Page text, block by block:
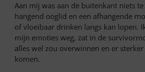
Aan mij was aan de buitenkant niets te
hangend ooglid en een afhangende
of vloeibaar drinken langs kan lopen.
mijn emoties weg, zat in de
alles wel zou overwinnen en er
komen.